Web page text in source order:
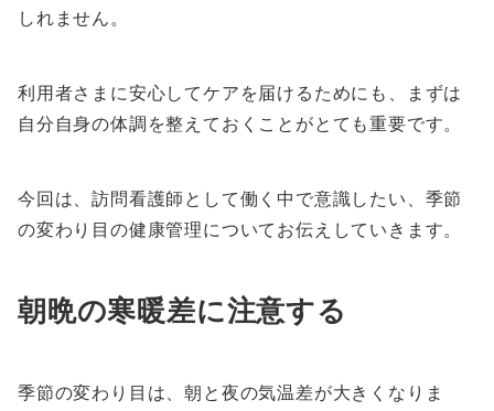
しれません。
利用者さまに安心してケアを届けるためにも、まずは
自分自身の体調を整えておくことがとても重要です。
今回は、訪問看護師として働く中で意識したい、季節
の変わり目の健康管理についてお伝えしていきます。
朝晩の寒暖差に注意する
季節の変わり目は、朝と夜の気温差が大きくなりま